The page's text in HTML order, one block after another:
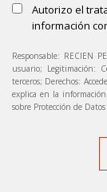
Autorizo el
información
Responsable: RECIEN
usuario; Legitimación:
terceros; Derechos:
explica en la
sobre Protección de